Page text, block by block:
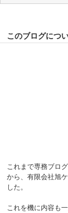
このブログにつ
これまで専務ブロ
から、有限会社旭
した。
これを機に内容も